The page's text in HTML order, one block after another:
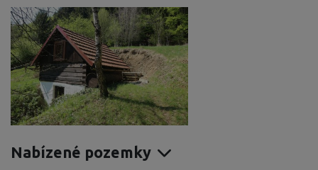
Nabízené pozemky